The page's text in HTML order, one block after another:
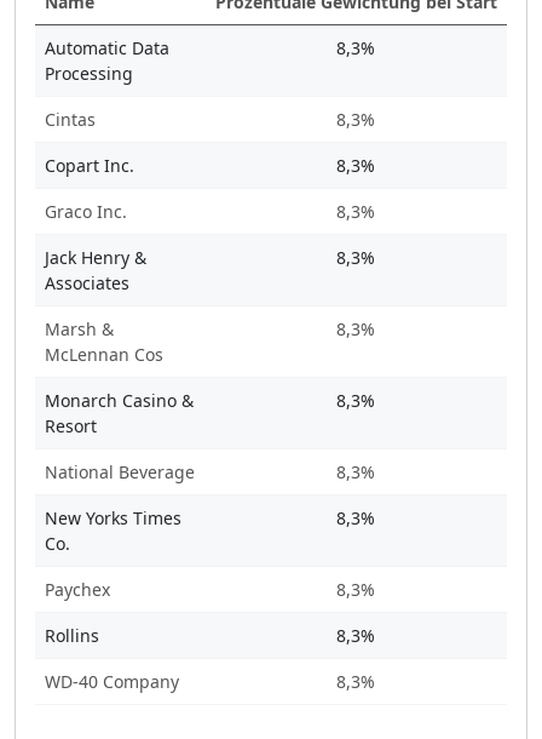
Automatic Data
Processing
8,3%
Cintas
8,3%
Copart Inc.
8,3%
Graco Inc.
8,3%
Jack Henry &
Associates
8,3%
Marsh &
McLennan Cos
8,3%
Monarch Casino &
Resort
8,3%
National Beverage
8,3%
New Yorks Times
Co.
8,3%
Paychex
8,3%
Rollins
8,3%
WD-40 Company
8,3%